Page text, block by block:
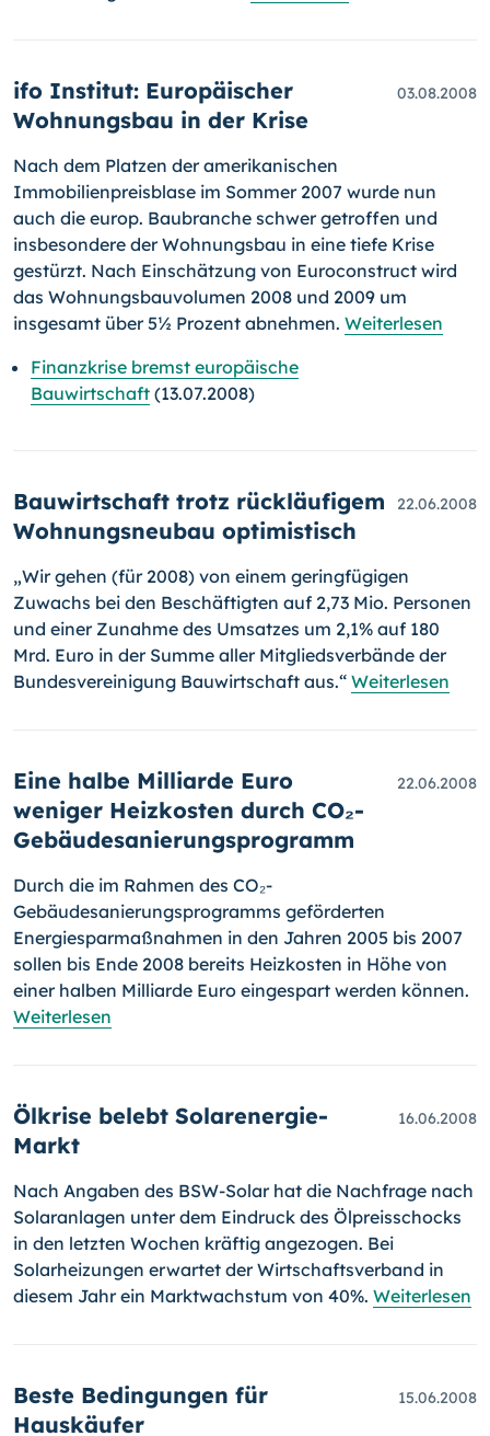
ifo Institut: Europäischer
Wohnungsbau in der Krise
03.08.2008
Nach dem Platzen der amerikanischen
Immobilienpreisblase im Sommer 2007 wurde nun
auch die europ. Baubranche schwer getroffen und
insbesondere der Wohnungsbau in eine tiefe Krise
gestürzt. Nach Ein­schätzung von Euroconstruct wird
das Wohnungsbauvolumen 2008 und 2009 um
insgesamt über 5½ Prozent abnehmen. Weiterlesen
Finanzkrise bremst europäische
Bauwirtschaft (13.07.2008)
Bauwirtschaft trotz rückläufigem
Wohnungsneubau optimistisch
22.06.2008
„Wir gehen (für 2008) von einem geringfügigen
Zuwachs bei den Be­schäf­tigten auf 2,73 Mio. Personen
und einer Zunahme des Umsatzes um 2,1% auf 180
Mrd. Euro in der Summe aller Mitgliedsverbände der
Bundesvereinigung Bauwirtschaft aus.“ Weiterlesen
Eine halbe Milliarde Euro
weniger Heizkosten durch CO₂-
Gebäudesanierungsprogramm
22.06.2008
Durch die im Rahmen des CO₂-
Gebäudesanierungsprogramms geför­der­ten
Energiesparmaßnahmen in den Jahren 2005 bis 2007
sollen bis Ende 2008 bereits Heizkosten in Höhe von
einer halben Milliarde Euro einge­spart werden können.
Weiterlesen
Ölkrise belebt Solarenergie-
Markt
16.06.2008
Nach Angaben des BSW-Solar hat die Nachfrage nach
Solaranlagen unter dem Eindruck des Ölpreisschocks
in den letzten Wochen kräftig angezogen. Bei
Solarheizungen erwartet der Wirtschaftsverband in
diesem Jahr ein Marktwachstum von 40%. Weiterlesen
Beste Bedingungen für
Hauskäufer
15.06.2008